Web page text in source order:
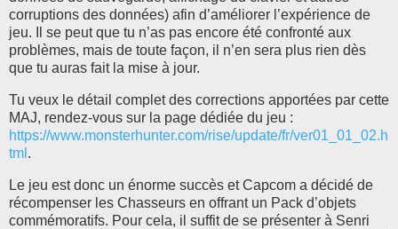
corruptions des données) afin d’améliorer l’expérience de
jeu. Il se peut que tu n’as pas encore été confronté aux
problèmes, mais de toute façon, il n’en sera plus rien dès
que tu auras fait la mise à jour.
Tu veux le détail complet des corrections apportées par cette
MAJ, rendez-vous sur la page dédiée du jeu :
https://www.monsterhunter.com/rise/update/fr/ver01_01_02.h
tml .
Le jeu est donc un énorme succès et Capcom a décidé de
récompenser les Chasseurs en offrant un Pack d’objets
commémoratifs. Pour cela, il suffit de se présenter à Senri